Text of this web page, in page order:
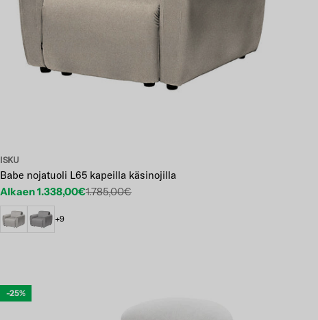
ISKU
Babe nojatuoli L65 kapeilla käsinojilla
Etuhinta
Alkaen 1.338,00€
Normaalihinta 1.785,00€
+9
-25%